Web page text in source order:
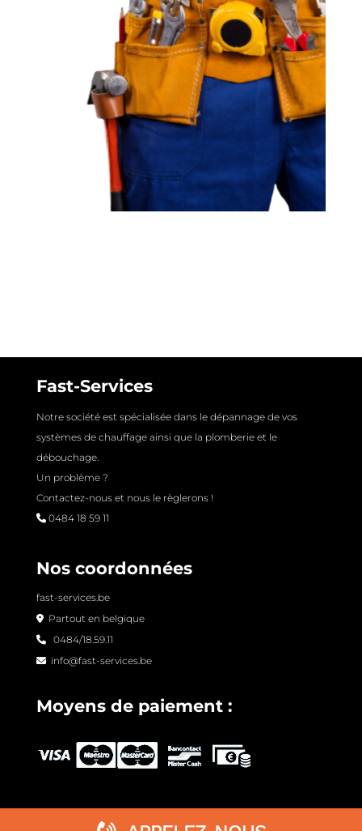
Fast-Services
Notre société est spécialisée dans le dépannage de vos
systèmes de chauffage ainsi que la plomberie et le
débouchage.
Un problème ?
Contactez-nous et nous le règlerons !
0484 18 59 11
Nos coordonnées
fast-services.be
Partout en belgique
0484/18.59.11
info@fast-services.be
Moyens de paiement :